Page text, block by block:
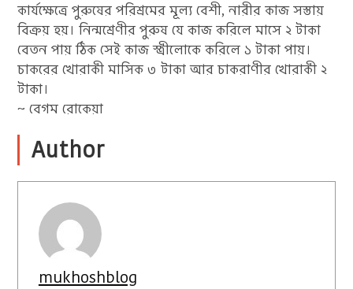
কার্যক্ষেত্রে পুরুষের পরিশ্রমের মূল্য বেশী, নারীর কাজ সস্তায়
বিক্রয় হয়। নিন্মশ্রেণীর পুরুষ যে কাজ করিলে মাসে ২ টাকা
বেতন পায় ঠিক সেই কাজ স্ত্রীলোকে করিলে ১ টাকা পায়।
চাকরের খোরাকী মাসিক ৩ টাকা আর চাকরাণীর খোরাকী ২
টাকা।
~ বেগম রোকেয়া
Author
mukhoshblog